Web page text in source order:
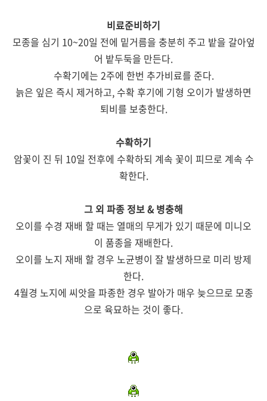
비료준비하기
모종을 심기 10~20일 전에 밑거름을 충분히 주고 밭을 갈아엎
어 밭두둑을 만든다.
수확기에는 2주에 한번 추가비료를 준다.
늙은 잎은 즉시 제거하고, 수확 후기에 기형 오이가 발생하면
퇴비를 보충한다.
수확하기
암꽃이 진 뒤 10일 전후에 수확하되 계속 꽃이 피므로 계속 수
확한다.
그 외 파종 정보 & 병충해
오이를 수경 재배 할 때는 열매의 무게가 있기 때문에 미니오
이 품종을 재배한다.
오이를 노지 재배 할 경우 노균병이 잘 발생하므로 미리 방제
한다.
4월경 노지에 씨앗을 파종한 경우 발아가 매우 늦으므로 모종
으로 육묘하는 것이 좋다.